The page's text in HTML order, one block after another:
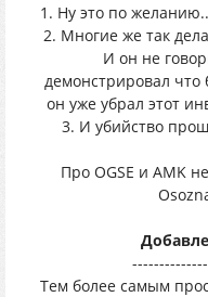
1. Ну это по
2. Многие же так
И он не
демонстрировал что
он уже убрал этот
3. И убийство
Про OGSE и AMK
Тем более самым